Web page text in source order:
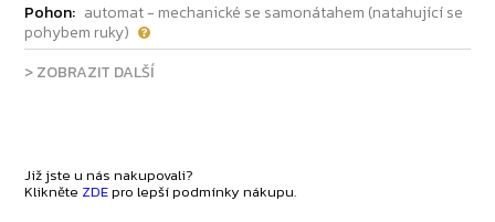
Pohon: automat - mechanické se samonátahem (natahující se
pohybem ruky)
> ZOBRAZIT DALŠÍ
Již jste u nás nakupovali?
Klikněte ZDEpro lepší podmínky nákupu.